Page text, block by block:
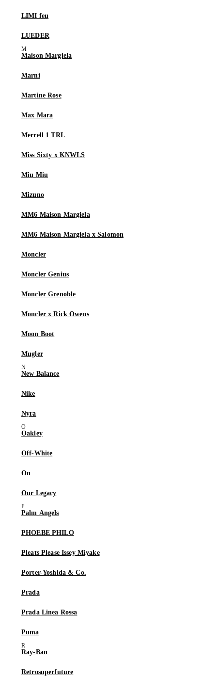
LIMI feu
LUEDER
Maison Margiela
Marni
Martine Rose
Max Mara
Merrell 1 TRL
Miss Sixty x KNWLS
Miu Miu
Mizuno
MM6 Maison Margiela
MM6 Maison Margiela x Salomon
Moncler
Moncler Genius
Moncler Grenoble
Moncler x Rick Owens
Moon Boot
Mugler
New Balance
Nike
Nyra
Oakley
Off-White
On
Our Legacy
Palm Angels
PHOEBE PHILO
Pleats Please Issey Miyake
Porter-Yoshida & Co.
Prada
Prada Linea Rossa
Puma
Ray-Ban
Retrosuperfuture